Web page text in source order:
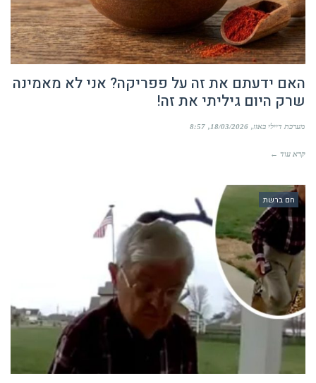
האם ידעתם את זה על פפריקה? אני לא מאמינה
שרק היום גיליתי את זה!
מערכת דיילי באזז 18/03/2026
8:57
קרא עוד ←
חם ברשת